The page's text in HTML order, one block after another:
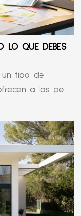
LO QUE DEBES
un tipo de
a las pe...